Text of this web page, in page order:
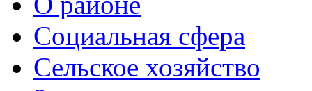
Социальная сфера
Сельское хозяйство